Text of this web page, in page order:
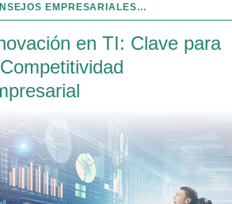
EMPRESARIALES…
en TI: Clave para
2024